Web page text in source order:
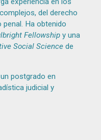
del derecho
Ha obtenido
Fellowshipy una
Social Sciencede
postgrado en
judicial y